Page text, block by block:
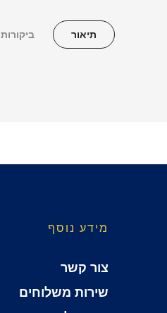
תיאור ביקורות
מידע נוסף
צור קשר
שירות משלוחים